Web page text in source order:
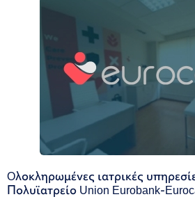
Oλοκληρωμένες ιατρικές
Πολυϊατρείο Union Eurobank-